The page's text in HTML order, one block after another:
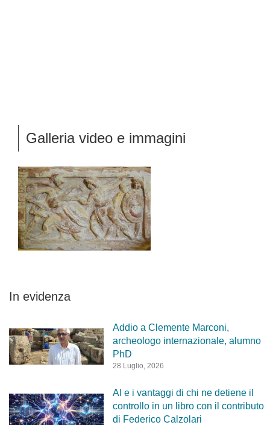
Galleria video e immagini
In evidenza
Addio a Clemente Marconi,
archeologo internazionale, alumno
PhD
28 Luglio, 2026
AI e i vantaggi di chi ne detiene il
controllo in un libro con il contributo
di Federico Calzolari